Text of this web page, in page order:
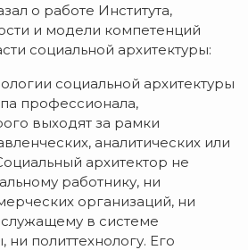
о работе Института,
и модели компетенций
социальной архитектуры:
социальной архитектуры
профессионала,
выходят за рамки
аналитических или
архитектор не
работнику, ни
организаций, ни
в системе
политтехнологу. Его